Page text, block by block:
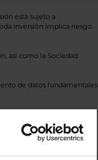
está sujeto a
inversión implica riesgo.
así como la Sociedad
de datos fundamentales
Liquidativo de la sesión
Euro.